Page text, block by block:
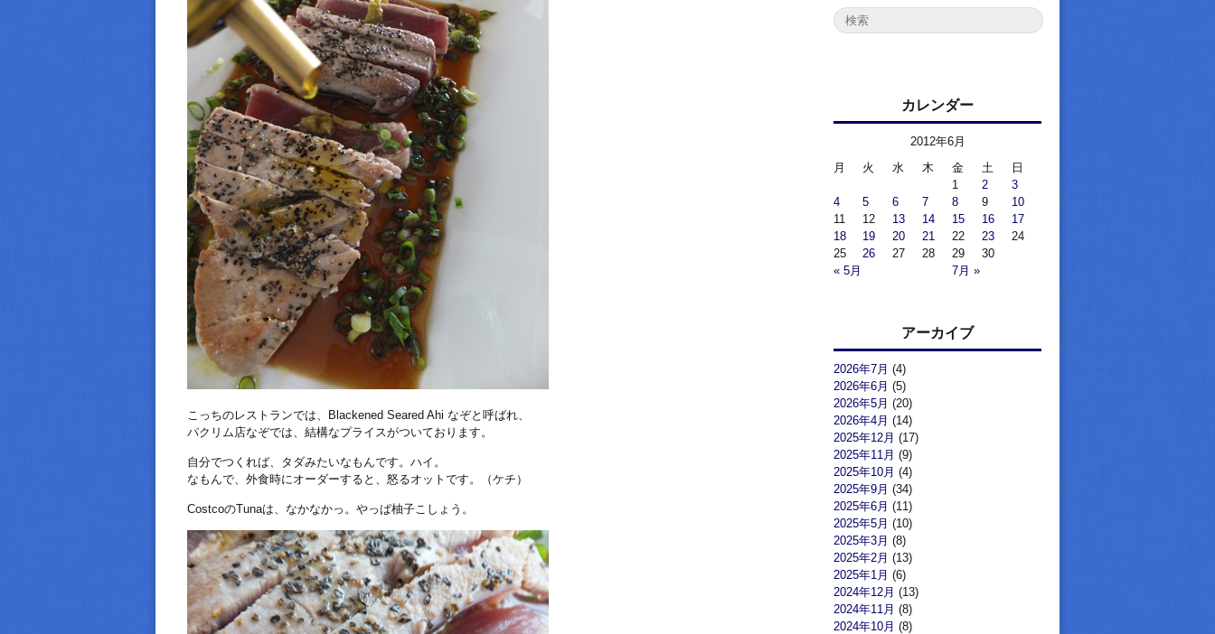
こっちのレストランでは、Blackened Seared Ahi なぞと呼ばれ、
パクリム店なぞでは、結構なプライスがついております。
自分でつくれば、タダみたいなもんです。ハイ。
なもんで、外食時にオーダーすると、怒るオットです。（ケチ）
CostcoのTunaは、なかなかっ。やっぱ柚子こしょう。
カレンダー
2012年6月
月
火 水 木 金 土 日
« 5月 7月 »
1 2
3
4
5 6 7 8 9
10
11
12 13 14 15 16
17
18
19 20 21 22 23
24
25
26 27 28 29 30
アーカイブ
2026年7月 (4)
2026年6月 (5)
2026年5月 (20)
2026年4月 (14)
2025年12月 (17)
2025年11月 (9)
2025年10月 (4)
2025年9月 (34)
2025年6月 (11)
2025年5月 (10)
2025年3月 (8)
2025年2月 (13)
2025年1月 (6)
2024年12月 (13)
2024年11月 (8)
2024年10月 (8)